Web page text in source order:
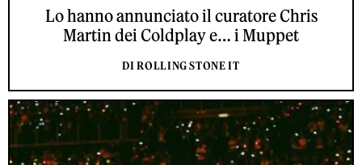
Lo hanno annunciato il curatore Chris
Martin dei Coldplay e… i Muppet
DI ROLLING STONE IT